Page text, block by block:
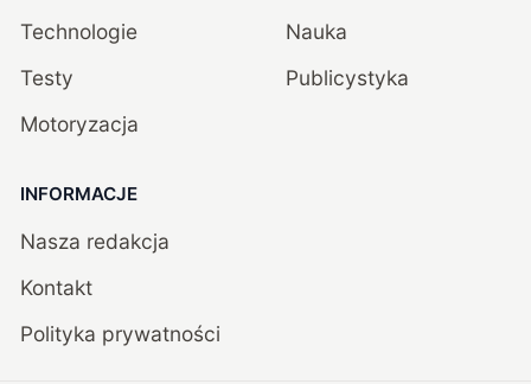
Technologie
Testy
Motoryzacja
Nauka
Publicystyka
INFORMACJE
Nasza redakcja
Kontakt
Polityka prywatności